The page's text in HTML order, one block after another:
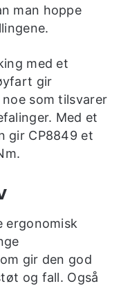
man hoppe
med et
gir
som tilsvarer
Med et
gir CP8849 et
ergonomisk
gir den god
og fall. Også